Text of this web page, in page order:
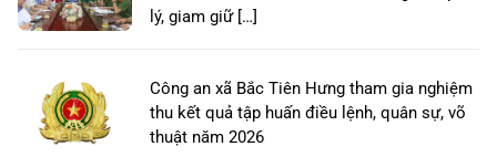
lý, giam giữ […]
Công an xã Bắc Tiên Hưng tham gia nghiệm
thu kết quả tập huấn điều lệnh, quân sự, võ
thuật năm 2026